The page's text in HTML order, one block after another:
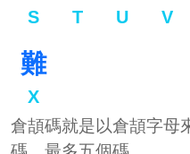
S T U V
難
X
倉頡碼就是以倉頡字母